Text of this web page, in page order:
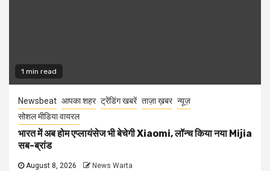
1 min read
Newsbeat आपका शहर ट्रेंडिंग खबरें ताज़ा ख़बर न्यूज़
सोशल मीडिया वायरल
भारत में अब होम एप्लायंसेज भी बेचेगी Xiaomi, लॉन्च किया नया Mijia
सब-ब्रांड
August 8, 2026 News Warta